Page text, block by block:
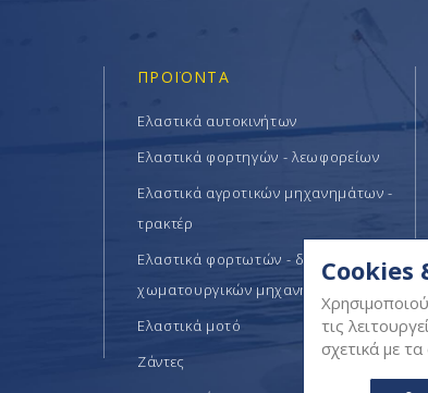
ΠΡΟΪΟΝΤΑ
Ελαστικά αυτοκινήτων
Ελαστικά φορτηγών - λεωφορείων
Ελαστικά αγροτικών μηχανημάτων -
τρακτέρ
Ελαστικά φορτωτών - δομικών -
χωματουργικών μηχανημάτων
Ελαστικά μοτό
Ζάντες
Cookies
τις
σχετικά με